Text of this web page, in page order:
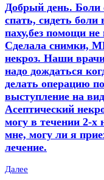
Добрый день. Боли
спать, сидеть боли
паху,без помощи не
Сделала снимки,
некроз. Наши
надо дождаться
делать операцию
выступление на
Асептический
могу в течении 2-х
мне, могу ли я
лечение.
Далее